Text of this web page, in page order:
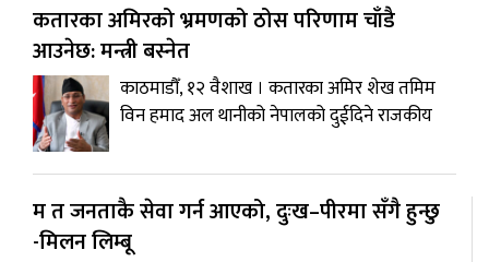
कतारका अमिरको भ्रमणको ठोस परिणाम चाँडै
आउनेछ: मन्त्री बस्नेत
काठमाडौँ, १२ वैशाख । कतारका अमिर शेख तमिम
विन हमाद अल थानीको नेपालको दुईदिने राजकीय
म त जनताकै सेवा गर्न आएको, दुःख–पीरमा सँगै हुन्छु
-मिलन लिम्बू